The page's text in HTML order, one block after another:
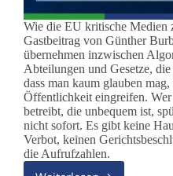
Wie die EU kritische Medien
Gastbeitrag von Günther
übernehmen inzwischen
Abteilungen und Gesetze,
dass man kaum glauben
Öffentlichkeit eingreifen. Wer
betreibt, die unbequem ist,
nicht sofort. Es gibt keine
Verbot, keinen
die Aufrufzahlen.